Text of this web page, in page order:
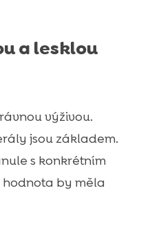
a lesklou
výživou.
jsou základem.
s konkrétním
hodnota by měla